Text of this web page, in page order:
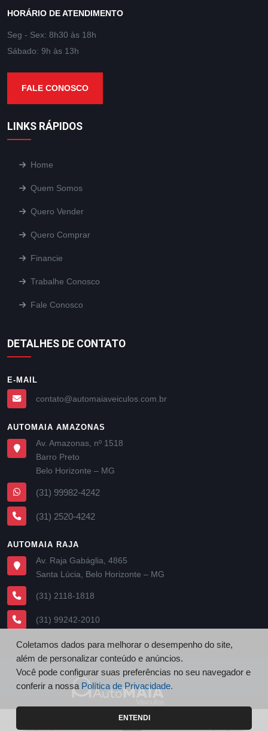
HORÁRIO DE ATENDIMENTO
Seg - Sex: 8h30 às 18h
Sábado: 9h às 13h
FALE CONOSCO
LINKS RÁPIDOS
Home
Quem Somos
Quero Vender
Quero Comprar
Financie
Trabalhe Conosco
Fale Conosco
DETALHES DE CONTATO
E-MAIL
contato@automaiaveiculos.com.br
AUTOMAIA AMAZONAS
Av. Amazonas, nº 1518
Barro Preto
Belo Horizonte – MG
(31) 99982-4242
(31) 2520-4242
AUTOMAIA RAJA
Av. Raja Gabáglia, 4865
Santa Lúcia, Belo Horizonte – MG
(31) 2118-1818
(31) 99242-2010
Coletamos dados para melhorar o desempenho do site,
além de personalizar conteúdo e anúncios.
Você pode configurar suas preferências no seu navegador e
conferir a nossa Política de Privacidade.
ENTENDI